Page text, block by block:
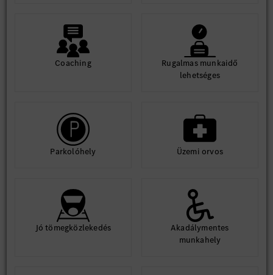
Coaching
Rugalmas munkaidő
lehetséges
Parkolóhely Üzemi orvos
Jó tömegközlekedés
Akadálymentes
munkahely